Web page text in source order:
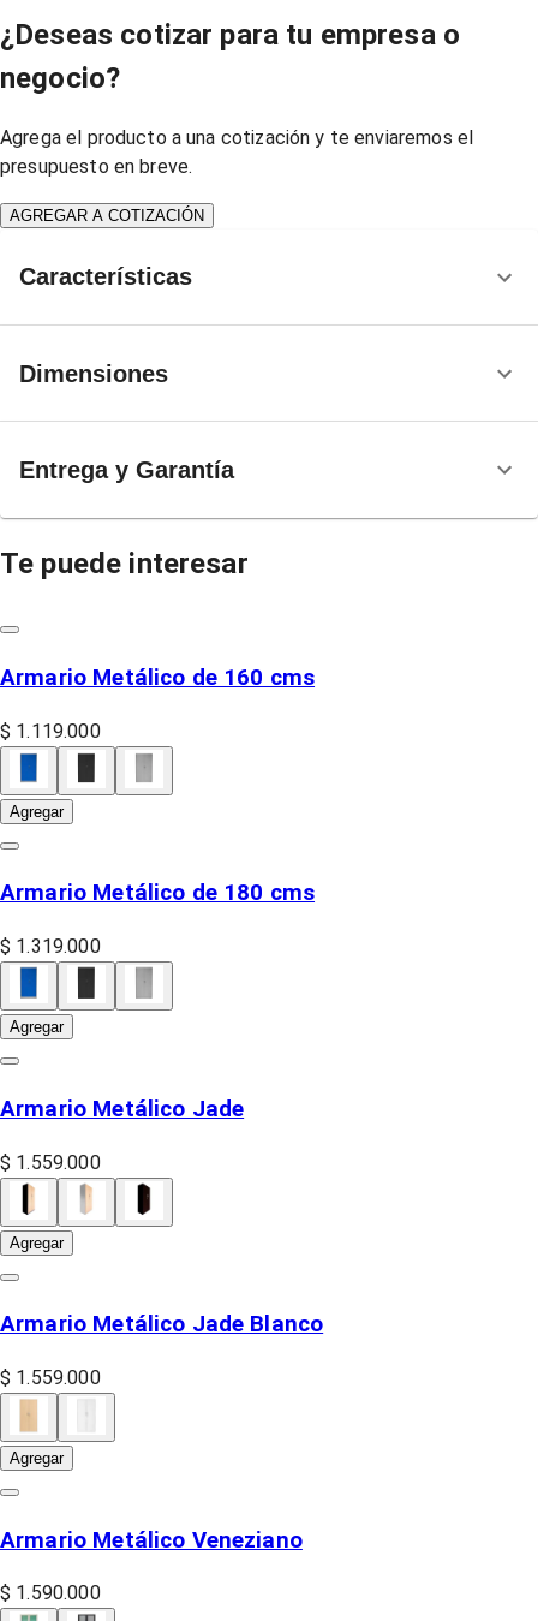
¿Deseas cotizar para tu empresa o
negocio?
Agrega el producto a una cotización y te enviaremos el
presupuesto en breve.
AGREGAR A COTIZACIÓN
Características
Dimensiones
Entrega y Garantía
Te puede interesar
Armario Metálico de 160 cms
$ 1.119.000
Agregar
Armario Metálico de 180 cms
$ 1.319.000
Agregar
Armario Metálico Jade
$ 1.559.000
Agregar
Armario Metálico Jade Blanco
$ 1.559.000
Agregar
Armario Metálico Veneziano
$ 1.590.000